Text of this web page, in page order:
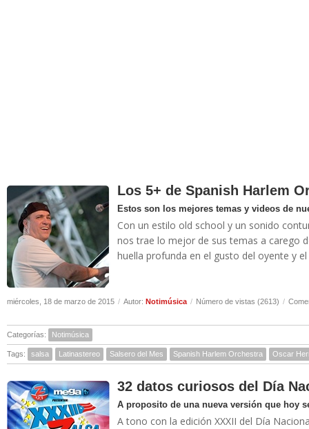
Los 5+ de Spanish Harlem
Estos son los mejores temas y videos de
Con un estilo old school y un sonido
nos trae lo mejor de sus temas a carego
huella profunda en el gusto del oyente y
miércoles, 18 de marzo de 2015 / Autor: Notimúsica / Número de vistas (2613) /
Categorías: Notimúsica
Tags: salsa Latinastereo Salsero del Mes Spanish Harlem Orchestra Oscar
32 datos curiosos del Día
A proposito de una nueva versión que hoy
A tono con la edición XXXII del Día